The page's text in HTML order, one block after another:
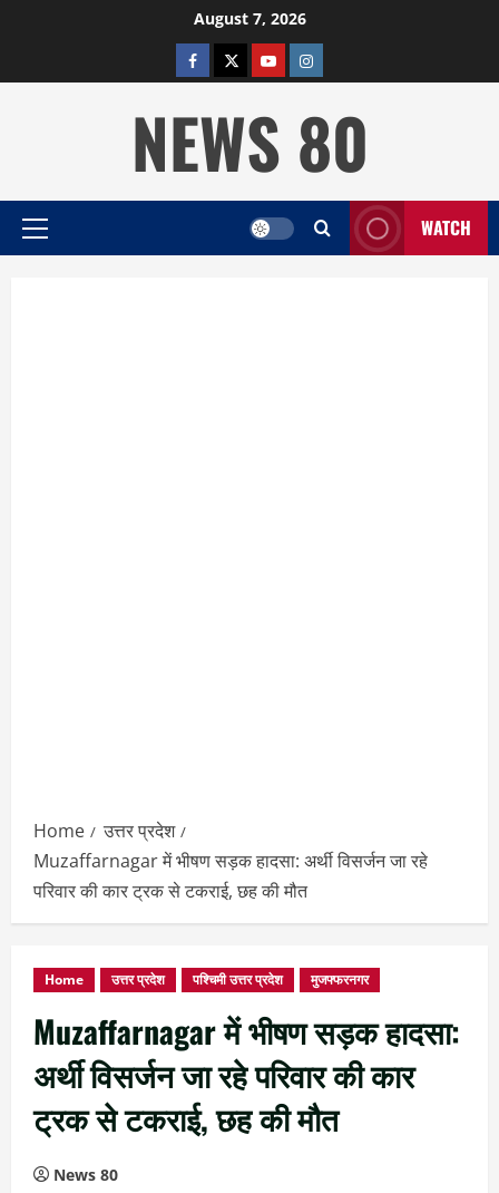
August 7, 2026
facebooktwitterYOUTUBE
instagram
NEWS 80
Primary
WATCH
Home
उत्तर प्रदेश
Muzaffarnagar में भीषण सड़क हादसा: अर्थी विसर्जन जा रहे
परिवार की कार ट्रक से टकराई, छह की मौत
Home उत्तर प्रदेश पश्चिमी उत्तर प्रदेश मुजफ्फरनगर
Muzaffarnagar में भीषण सड़क हादसा:
अर्थी विसर्जन जा रहे परिवार की कार
ट्रक से टकराई, छह की मौत
News 80